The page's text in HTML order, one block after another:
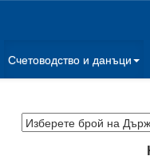
Счетоводство и данъци